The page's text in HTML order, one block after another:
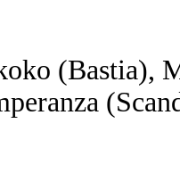
(Bastia),